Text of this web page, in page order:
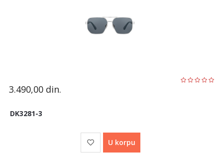
3.490,00 din.
DK3281-3
U korpu